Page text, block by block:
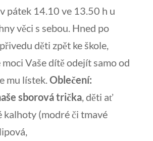
pátek 14.10 ve 13.50 h u
věci s sebou. Hned po
děti zpět ke škole,
Vaše dítě odejít samo od
mu lístek.Oblečení:
sborová trička, děti ať
kalhoty (modré či tmavé